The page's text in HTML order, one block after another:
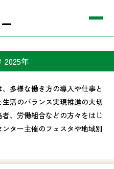
2025年
多様な働き方の導入や仕事と
活のバランス実現推進の大切
、労働組合などの方々をはじ
ター主催のフェスタや地域別